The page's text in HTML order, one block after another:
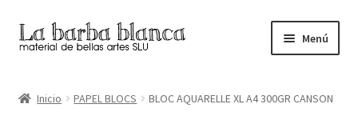
Ir
a
navegación
Ir
al
Menú
Inicio PAPEL BLOCS BLOC AQUARELLE XL A4 300GR CANSON